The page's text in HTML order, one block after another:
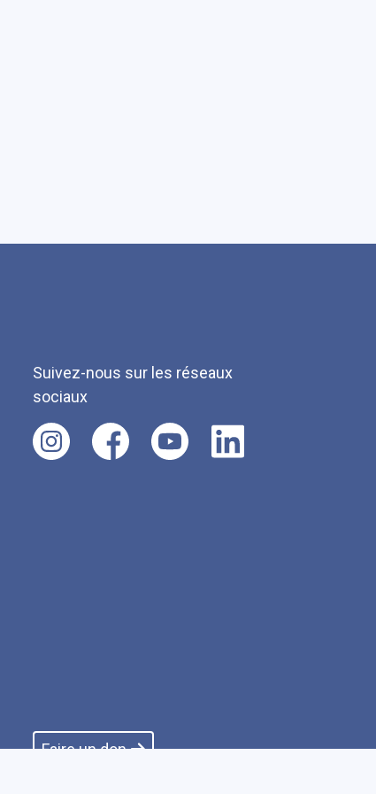
Suivez-nous sur les réseaux
sociaux
Faire un don